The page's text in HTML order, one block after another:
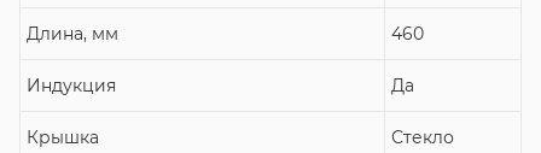
Длина, мм 460
Индукция Да
Крышка Стекло